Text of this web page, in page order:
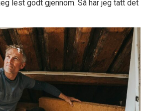
lest godt gjennom. Så har jeg tatt det